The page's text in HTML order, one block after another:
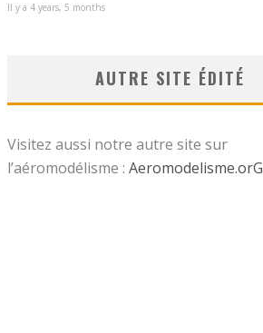
Il y a 4 years, 5 months
AUTRE SITE ÉDITÉ
Visitez aussi notre autre site sur
l’aéromodélisme : Aeromodelisme.orG